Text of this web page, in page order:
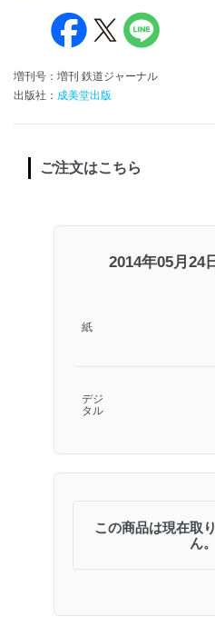
増刊号：増刊 鉄道ジャーナル
出版社： 成美堂出版
ご注文はこちら
2014年05月24
紙
デジ
タル
この商品は現在取
ん。